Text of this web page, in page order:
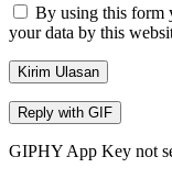
By using this form
your data by this
Kirim Ulasan
Reply with GIF
GIPHY App Key not